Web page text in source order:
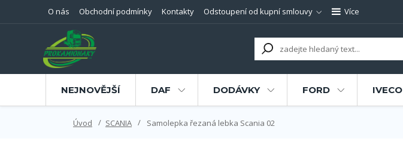
O nás Obchodní podmínky Kontakty Odstoupení od kupní smlouvy Více
NEJNOVĚJŠÍ DAF DODÁVKY FORD IVECO
Úvod SCANIA Samolepka řezaná lebka Scania 02